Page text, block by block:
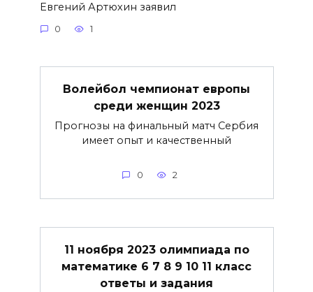
Евгений Артюхин заявил
0 1
Волейбол чемпионат европы
среди женщин 2023
Прогнозы на финальный матч Сербия
имеет опыт и качественный
0 2
11 ноября 2023 олимпиада по
математике 6 7 8 9 10 11 класс
ответы и задания